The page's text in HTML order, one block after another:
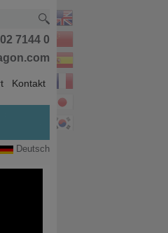
7144 0
Kontakt
Deutsch